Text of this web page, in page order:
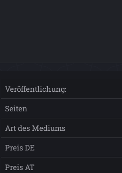
Veröffentlichung:
Seiten
Art des Mediums
Preis DE
Preis AT